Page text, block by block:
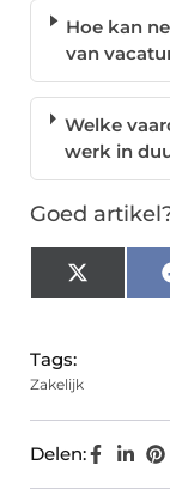
Hoe kan
van
Welke
werk in
Goed
X
(Twitter)
Tags:
Zakelijk
Delen: